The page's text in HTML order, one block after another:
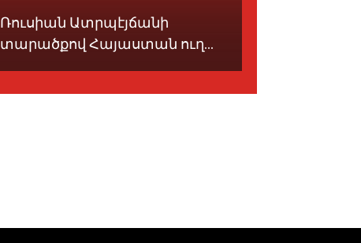
Ռուսիան Ատրպէյճանի
տարածքով Հայաստան ուղ...